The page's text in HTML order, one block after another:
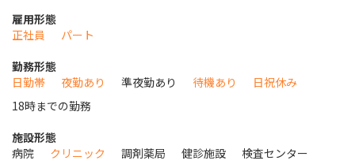
雇用形態
正社員
パート
勤務形態
日勤帯
夜勤あり 準夜勤あり 待機あり
日祝休み
18時までの勤務
施設形態
病院
クリニック 調剤薬局 健診施設
検査センター